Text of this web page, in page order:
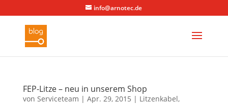
info@arnotec.de
FEP-Litze – neu in unserem Shop
von Serviceteam | Apr. 29, 2015 | Litzenkabel,